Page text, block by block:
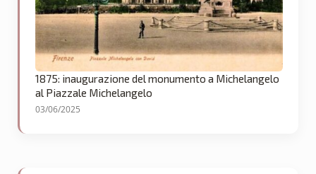
1875: inaugurazione del monumento a Michelangelo
al Piazzale Michelangelo
03/06/2025